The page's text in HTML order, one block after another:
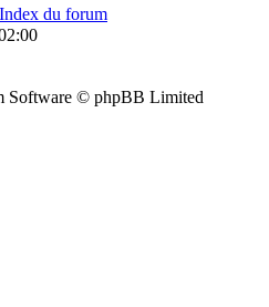
Index du forum
Software © phpBB Limited